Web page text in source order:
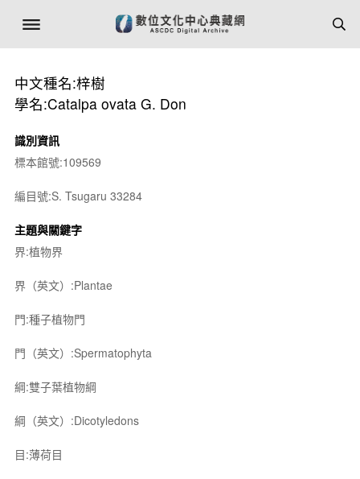
中文種名:梓樹
學名:Catalpa ovata G. Don
識別資訊
標本館號:109569
編目號:S. Tsugaru 33284
主題與關鍵字
界:植物界
界（英文）:Plantae
門:種子植物門
門（英文）:Spermatophyta
綱:雙子葉植物綱
綱（英文）:Dicotyledons
目:薄荷目